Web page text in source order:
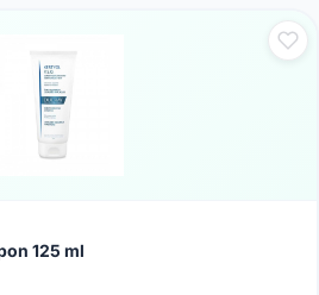
125 ml